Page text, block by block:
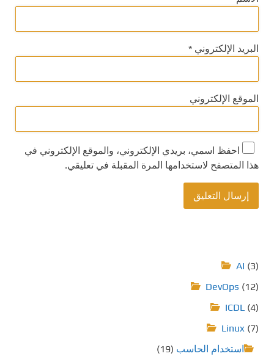
البريد الإلكتروني *
الموقع الإلكتروني
احفظ اسمي، بريدي الإلكتروني، والموقع الإلكتروني في
هذا المتصفح لاستخدامها المرة المقبلة في تعليقي.
AI (3)
DevOps (12)
ICDL (4)
Linux (7)
استخدام الحاسب (19)